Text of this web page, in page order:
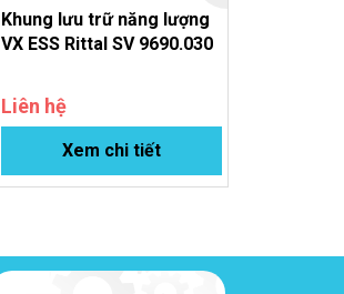
Khung lưu trữ năng lượng
VX ESS Rittal SV 9690.030
Liên hệ
Xem chi tiết